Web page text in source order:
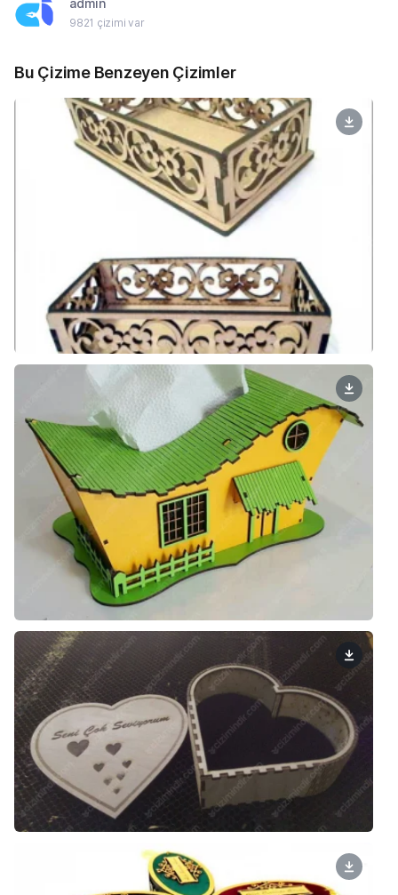
admin
9821 çizimi var
Bu Çizime Benzeyen Çizimler